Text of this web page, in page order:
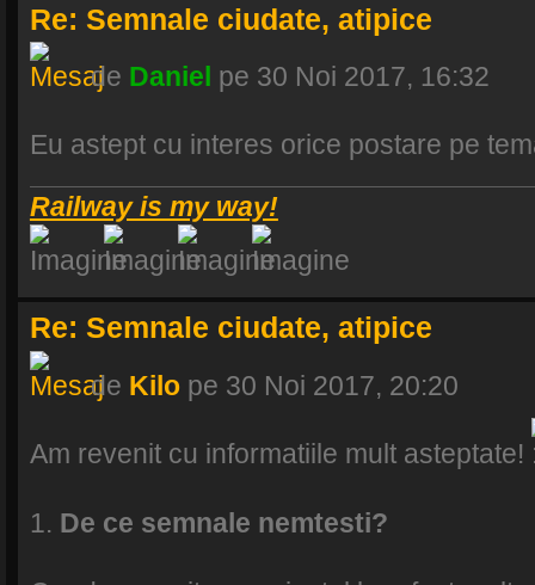
Re: Semnale ciudate, atipice
de Daniel pe 30 Noi 2017, 16:32
Eu astept cu interes orice postare pe
Railway is my way!
Re: Semnale ciudate, atipice
de Kilope 30 Noi 2017, 20:20
Am revenit cu informatiile mult asteptate!
1. De ce semnale nemtesti?